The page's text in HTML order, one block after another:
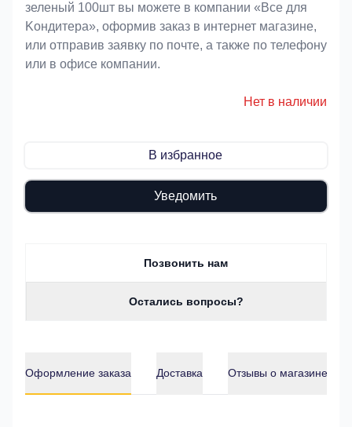
зеленый 100шт вы можете в компании «Bce для
Koндитeрa», оформив заказ в интернет магазине,
или отправив заявку по почте, а также по телефону
или в офисе компании.
Нет в наличии
В избранное
Уведомить
Позвонить нам
Остались вопросы?
Оформление заказа Доставка Отзывы о магазине